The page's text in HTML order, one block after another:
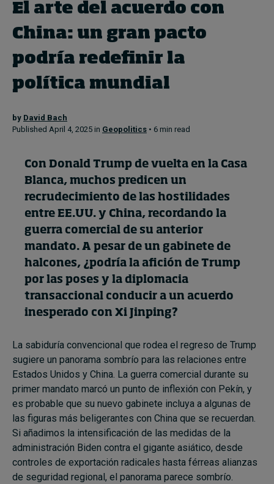
Topics
Podcasts
Popular series
2026 IMD research - White papers
Subscribe
Submissions
Contact
El arte del acuerdo con
China: un gran pacto
podría redefinir la
política mundial
by David Bach
Published April 4, 2025 in Geopolitics • 6 min read
Con Donald Trump de vuelta en la Casa
Blanca, muchos predicen un
recrudecimiento de las hostilidades
entre EE.UU. y China, recordando la
guerra comercial de su anterior
mandato. A pesar de un gabinete de
halcones, ¿podría la afición de Trump
por las poses y la diplomacia
transaccional conducir a un acuerdo
inesperado con Xi Jinping?
La sabiduría convencional que rodea el regreso de Trump
sugiere un panorama sombrío para las relaciones entre
Estados Unidos y China. La guerra comercial durante su
primer mandato marcó un punto de inflexión con Pekín, y
es probable que su nuevo gabinete incluya a algunas de
las figuras más beligerantes con China que se recuerdan.
Si añadimos la intensificación de las medidas de la
administración Biden contra el gigante asiático, desde
controles de exportación radicales hasta férreas alianzas
de seguridad regional, el panorama parece sombrío.